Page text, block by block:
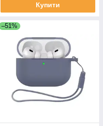
Купити
–51%